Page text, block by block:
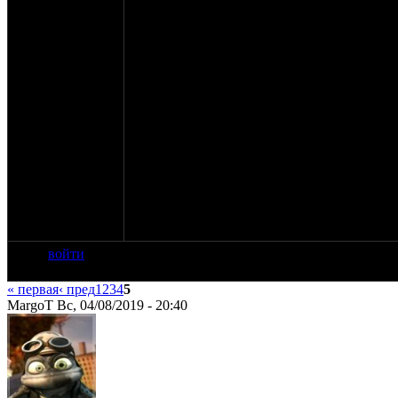
войти
« первая‹ пред12345
MargoT Вс, 04/08/2019 - 20:40